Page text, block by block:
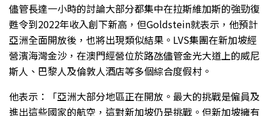
儘管長達一小時的討論大部分都集中在拉斯維加斯的強勁復
甦令到2022年收入創下新高，但Goldstein就表示，他預計
亞洲全面開放後，也將出現類似結果。LVS集團在新加坡經
營濱海灣金沙，在澳門經營位於路氹儘管金光大道上的威尼
斯人、巴黎人及倫敦人酒店等多個綜合度假村。
他表示：「亞洲大部分地區正在開放。最大的挑戰是僱員及
進出這些國家的航空，這對新加坡仍是挑戰。但新加坡擁有